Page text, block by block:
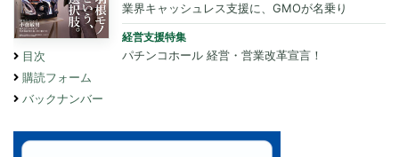
目次
購読フォーム
バックナンバー
業界キャッシュレス支援に、GMOが名乗り
経営支援特集
パチンコホール 経営・営業改革宣言！